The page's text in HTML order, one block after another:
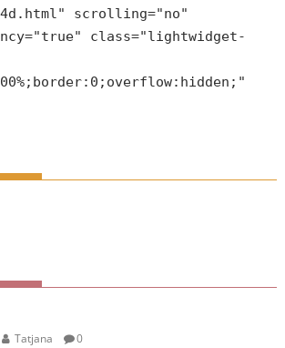
scrolling="no"
class="lightwidget-
Tatjana 0